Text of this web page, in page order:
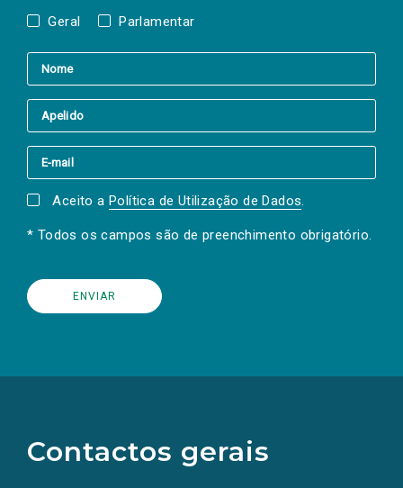
Geral Parlamentar
Aceito a Política de Utilização de Dados.
* Todos os campos são de preenchimento obrigatório.
Contactos gerais
redes
sociais